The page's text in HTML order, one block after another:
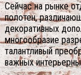
Сейчас на рынке
полотен,
декоративных
многообразие
талантливый
важных